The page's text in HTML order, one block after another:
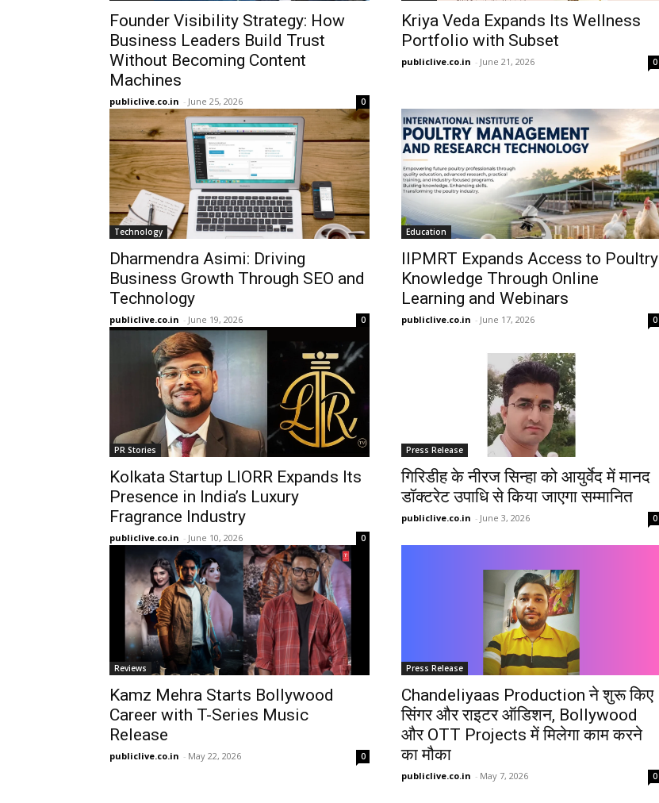
Founder Visibility Strategy: How
Business Leaders Build Trust
Without Becoming Content
Machines
publiclive.co.in - June 25, 2026 0
Kriya Veda Expands Its Wellness
Portfolio with Subset
publiclive.co.in - June 21, 2026 0
Technology
Dharmendra Asimi: Driving
Business Growth Through SEO and
Technology
publiclive.co.in - June 19, 2026 0
Education
IIPMRT Expands Access to Poultry
Knowledge Through Online
Learning and Webinars
publiclive.co.in - June 17, 2026 0
PR Stories
Kolkata Startup LIORR Expands Its
Presence in India’s Luxury
Fragrance Industry
publiclive.co.in - June 10, 2026 0
Press Release
गिरिडीह के नीरज सिन्हा को आयुर्वेद में मानद
डॉक्टरेट उपाधि से किया जाएगा सम्मानित
publiclive.co.in - June 3, 2026 0
Reviews
Kamz Mehra Starts Bollywood
Career with T-Series Music
Release
publiclive.co.in - May 22, 2026 0
Press Release
Chandeliyaas Production ने शुरू किए
सिंगर और राइटर ऑडिशन, Bollywood
और OTT Projects में मिलेगा काम करने
का मौका
publiclive.co.in - May 7, 2026 0